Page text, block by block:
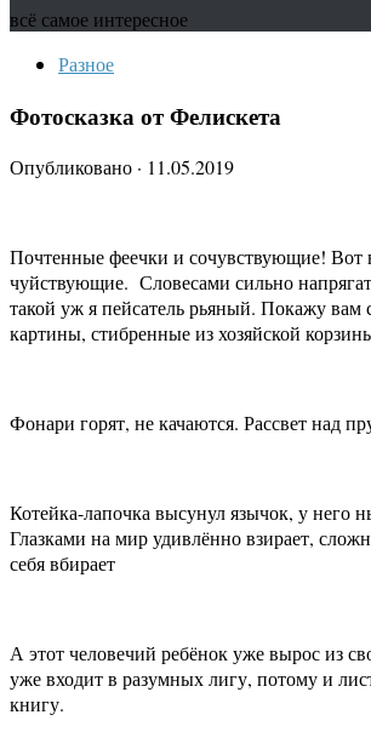
всё самое интересное
Разное
Фотосказка от Фелискета
Опубликовано · 11.05.2019
Почтенные феечки и сочувствующие! Вот
чуйствующие. Словесами сильно
такой уж я пейсатель рьяный. Покажу вам
картины, стибренные из хозяйской
Фонари горят, не качаются. Рассвет над
Котейка-лапочка высунул язычок, у него
Глазками на мир удивлённо взирает,
себя вбирает
А этот человечий ребёнок уже вырос из
уже входит в разумных лигу, потому и
книгу.